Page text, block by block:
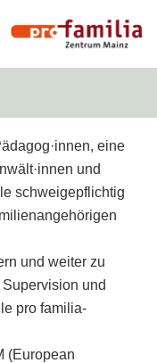
eine
und
schweigepflichtig
und weiter zu
und
pro familia-
(European